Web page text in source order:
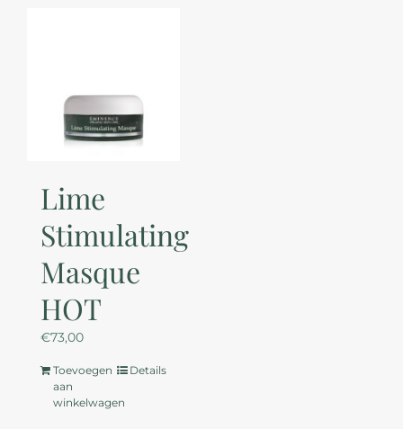
Lime
Stimulating
Masque
HOT
€73,00
Toevoegen
aan
winkelwagen
Details